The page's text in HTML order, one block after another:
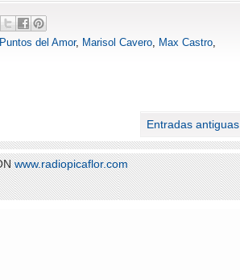
del Amor, Marisol Cavero Max Castro
Entradas antiguas
www.radiopicaflor.com